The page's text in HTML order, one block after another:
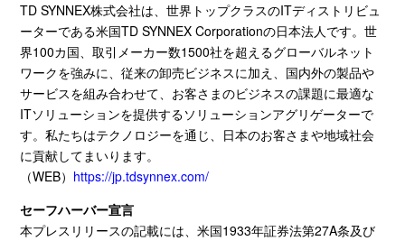
TD SYNNEX株式会社は、世界トップクラスのITディストリビュ
ーターである米国TD SYNNEX Corporationの日本法人です。世
界100カ国、取引メーカー数1500社を超えるグローバルネット
ワークを強みに、従来の卸売ビジネスに加え、国内外の製品や
サービスを組み合わせて、お客さまのビジネスの課題に最適な
ITソリューションを提供するソリューションアグリゲーターで
す。私たちはテクノロジーを通じ、日本のお客さまや地域社会
に貢献してまいります。
（WEB） https://jp.tdsynnex.com/
セーフハーバー宣言
本プレスリリースの記載には、米国1933年証券法第27A条及び